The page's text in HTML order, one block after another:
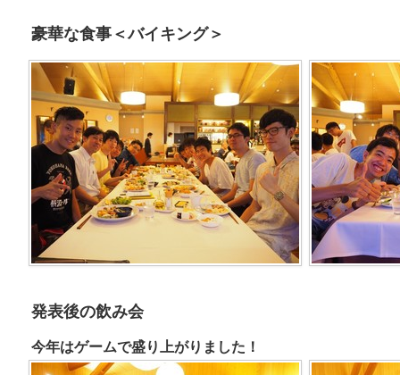
豪華な食事＜バイキング＞
発表後の飲み会
今年はゲームで盛り上がりました！